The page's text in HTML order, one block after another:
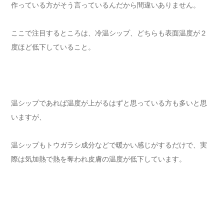
作っている方がそう言っているんだから間違いありません。
ここで注目するところは、冷温シップ、どちらも表面温度が２
度ほど低下していること。
温シップであれば温度が上がるはずと思っている方も多いと思
いますが、
温シップもトウガラシ成分などで暖かい感じがするだけで、実
際は気加熱で熱を奪われ皮膚の温度が低下しています。